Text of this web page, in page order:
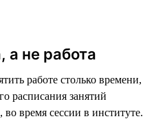
а не работа
работе столько времени,
расписания занятий
время сессии в институте.